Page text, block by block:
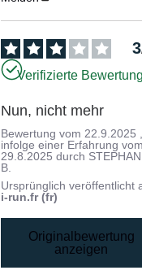
3
Verifizierte
Nun, nicht mehr
Bewertung vom 22.9.2025
infolge einer Erfahrung
29.8.2025 durch
B.
Ursprünglich veröffentlicht
i-run.fr (fr)
Originalbewertung
anzeigen